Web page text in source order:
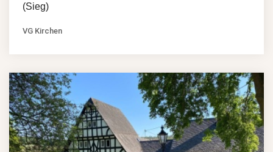
(Sieg)
VG Kirchen